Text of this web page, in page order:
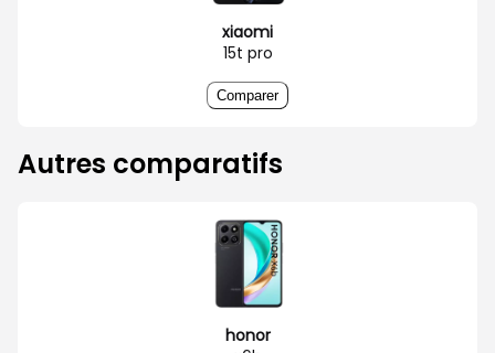
xiaomi
15t pro
Comparer
Autres comparatifs
honor